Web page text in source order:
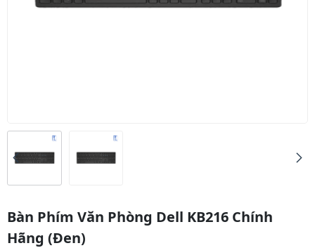
Bàn Phím Văn Phòng Dell KB216 Chính
Hãng (Đen)